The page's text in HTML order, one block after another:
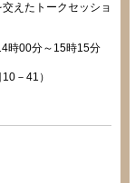
えたトークセッショ
時00分～15時15分
－41）